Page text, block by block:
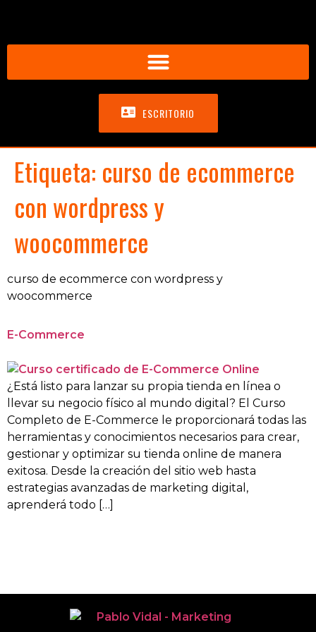
ESCRITORIO
Etiqueta: curso de ecommerce
con wordpress y
woocommerce
curso de ecommerce con wordpress y
woocommerce
E-Commerce
¿Está listo para lanzar su propia tienda en línea o
llevar su negocio físico al mundo digital? El Curso
Completo de E-Commerce le proporcionará todas las
herramientas y conocimientos necesarios para crear,
gestionar y optimizar su tienda online de manera
exitosa. Desde la creación del sitio web hasta
estrategias avanzadas de marketing digital,
aprenderá todo […]